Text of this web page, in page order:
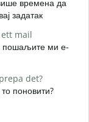
времена да
задатак
ett mail
пошаљите ми е-
det?
поновити?